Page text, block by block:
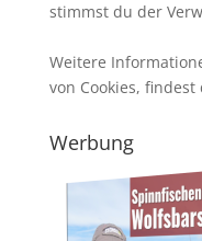
stimmst du der
Weitere
von Cookies,
Werbung